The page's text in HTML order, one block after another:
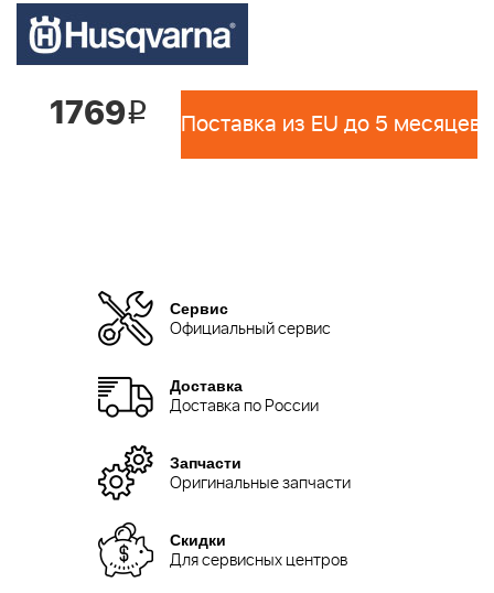
1769i Поставка из EU до 5 месяцев
Сервис
Официальный сервис
Доставка
Доставка по России
Запчасти
Оригинальные запчасти
Скидки
Для сервисных центров